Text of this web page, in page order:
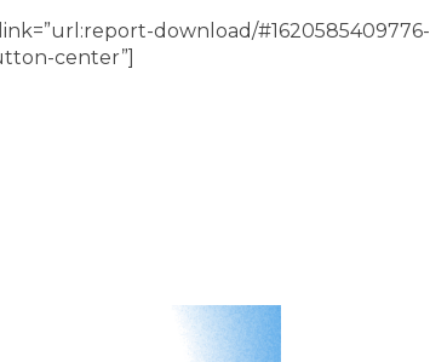
download/#1620585409776-
center”]